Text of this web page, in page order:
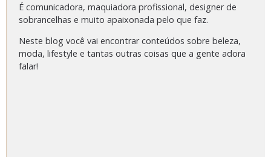
É comunicadora, maquiadora profissional, designer de
sobrancelhas e muito apaixonada pelo que faz.
Neste blog você vai encontrar conteúdos sobre beleza,
moda, lifestyle e tantas outras coisas que a gente adora
falar!